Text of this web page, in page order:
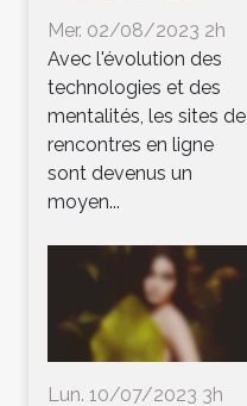
Mer. 02/08/2023 2h
Avec l'évolution des
technologies et des
mentalités, les sites de
rencontres en ligne
sont devenus un
moyen...
Lun. 10/07/2023 3h